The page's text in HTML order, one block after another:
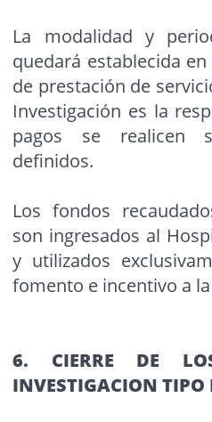
La modalidad y
quedará establecida
de prestación de
Investigación es la
pagos se realicen
definidos.
Los fondos
son ingresados al
y utilizados
fomento e incentivo a
6. CIERRE DE
INVESTIGACION TIPO